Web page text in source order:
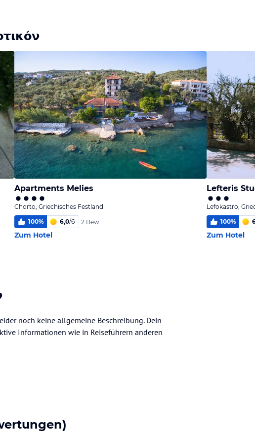
Apartments Melies
Chorto, Griechisches Festland
100% 6,0/6 2 Bew.
Zum Hotel
Lefteris
Lefokastro,
100%
Zum Hotel
noch keine allgemeine Beschreibung. Dein
Informationen wie in Reiseführern anderen